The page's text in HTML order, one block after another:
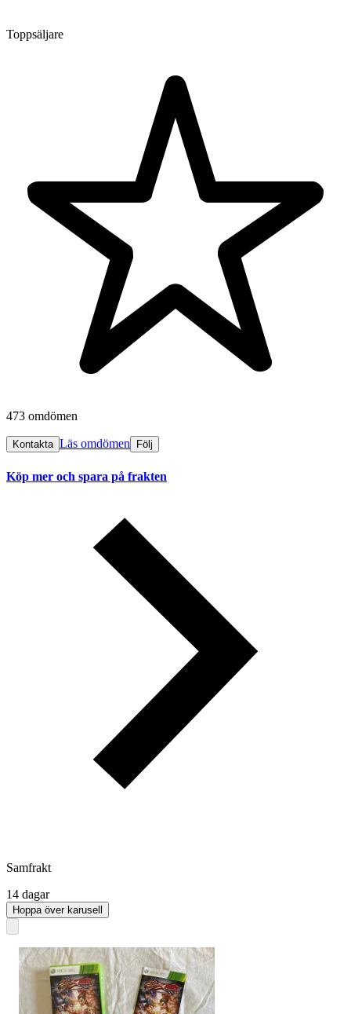
Toppsäljare
473 omdömen
Kontakta Läs omdömen Följ
Köp mer och spara på frakten
Samfrakt
14 dagar
Hoppa över karusell